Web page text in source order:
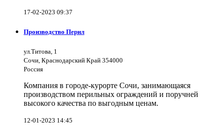
17-02-2023 09:37
Производство Перил
ул.Титова, 1
Сочи, Краснодарский Край 354000
Россия
Компания в городе-курорте Сочи, занимающаяся
производством перильных ограждений и поручней
высокого качества по выгодным ценам.
12-01-2023 14:45